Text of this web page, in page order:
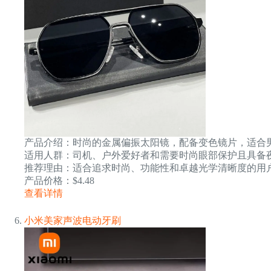
产品介绍：时尚的金属偏振太阳镜，配备变色镜片，适合
适用人群：司机、户外爱好者和需要时尚眼部保护且具备
推荐理由：适合追求时尚、功能性和卓越光学清晰度的用
产品价格：$4.48
查看详情
小米美家声波电动牙刷